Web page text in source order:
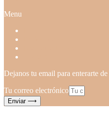
Menu
Dejanos tu email para enterarte
Tu correo electrónico
Enviar ⟶